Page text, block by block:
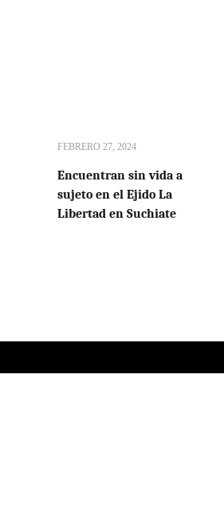
FEBRERO 27, 2024
Encuentran sin vida a
sujeto en el Ejido La
Libertad en Suchiate